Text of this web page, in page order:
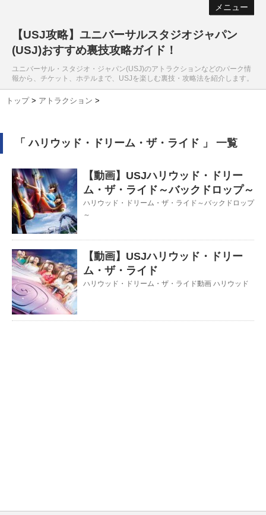
メニュー
【USJ攻略】ユニバーサルスタジオジャパン
(USJ)おすすめ裏技攻略ガイド！
ユニバーサル・スタジオ・ジャパン(USJ)のアトラクションなどのパーク情
報から、チケット、ホテルまで、USJを楽しむ裏技・攻略法を紹介します。
トップ > アトラクション >
「 ハリウッド・ドリーム・ザ・ライド 」 一覧
【動画】USJハリウッド・ドリー
ム・ザ・ライド～バックドロップ～
ハリウッド・ドリーム・ザ・ライド～バックドロップ
～
【動画】USJハリウッド・ドリー
ム・ザ・ライド
ハリウッド・ドリーム・ザ・ライド動画 ハリウッド